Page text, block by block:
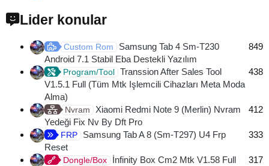
Lider konular
Custom Rom
Samsung Tab 4 Sm-T230
Android 7.1 Stabil Eba Destekli Yazılım
849
Program/Tool
Transsion After Sales Tool
V1.5.1 Full (Tüm Mtk Işlemcili Cihazları Meta Moda
Alma)
438
Nvram
Xiaomi Redmi Note 9 (Merlin) Nvram
Yedeği Fix Nv By Dft Pro
412
FRP
Samsung Tab A 8 (Sm-T297) U4 Frp
Reset
333
Dongle/Box
İnfinity Box Cm2 Mtk V1.58 Full
317